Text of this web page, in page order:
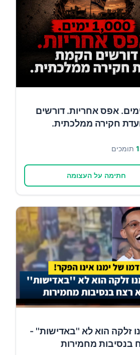
ימים. אפס אחריות. דורשים
חקירה ממלכתית.
תומכים
חתימה על העצומה
זלקה הוא לא ''באדישות'' -
בנסיבות מחמירות